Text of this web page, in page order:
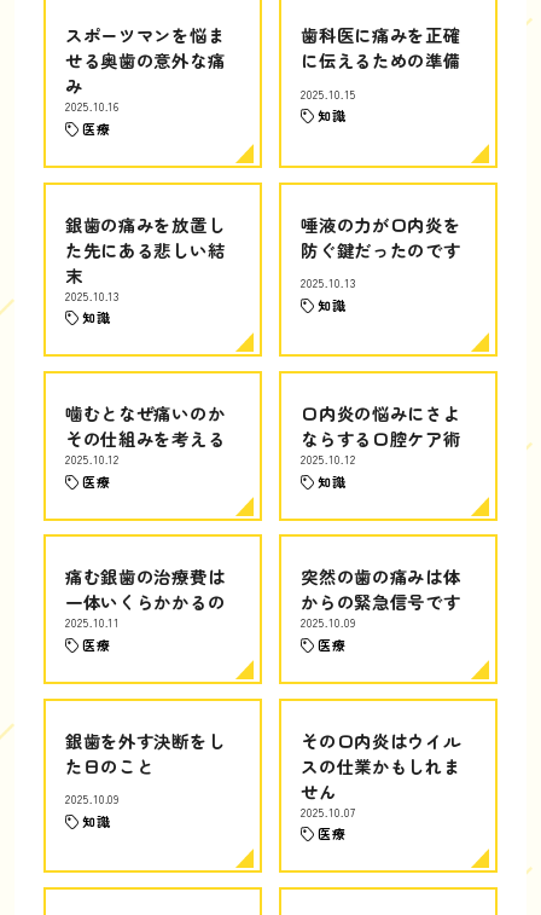
スポーツマンを悩ま
せる奥歯の意外な痛
み
2025.10.16
医療
歯科医に痛みを正確
に伝えるための準備
2025.10.15
知識
銀歯の痛みを放置し
た先にある悲しい結
末
2025.10.13
知識
唾液の力が口内炎を
防ぐ鍵だったのです
2025.10.13
知識
噛むとなぜ痛いのか
その仕組みを考える
2025.10.12
医療
口内炎の悩みにさよ
ならする口腔ケア術
2025.10.12
知識
痛む銀歯の治療費は
一体いくらかかるの
2025.10.11
医療
突然の歯の痛みは体
からの緊急信号です
2025.10.09
医療
銀歯を外す決断をし
た日のこと
2025.10.09
知識
その口内炎はウイル
スの仕業かもしれま
せん
2025.10.07
医療